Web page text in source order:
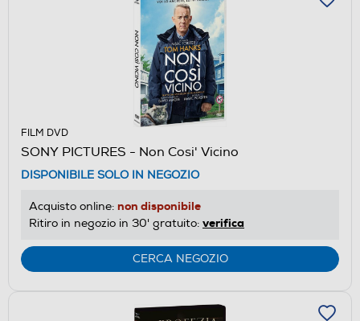
FILM DVD
SONY PICTURES - Non Cosi' Vicino
DISPONIBILE SOLO IN NEGOZIO
Acquisto online: non disponibile
Ritiro in negozio in 30' gratuito: verifica
CERCA NEGOZIO